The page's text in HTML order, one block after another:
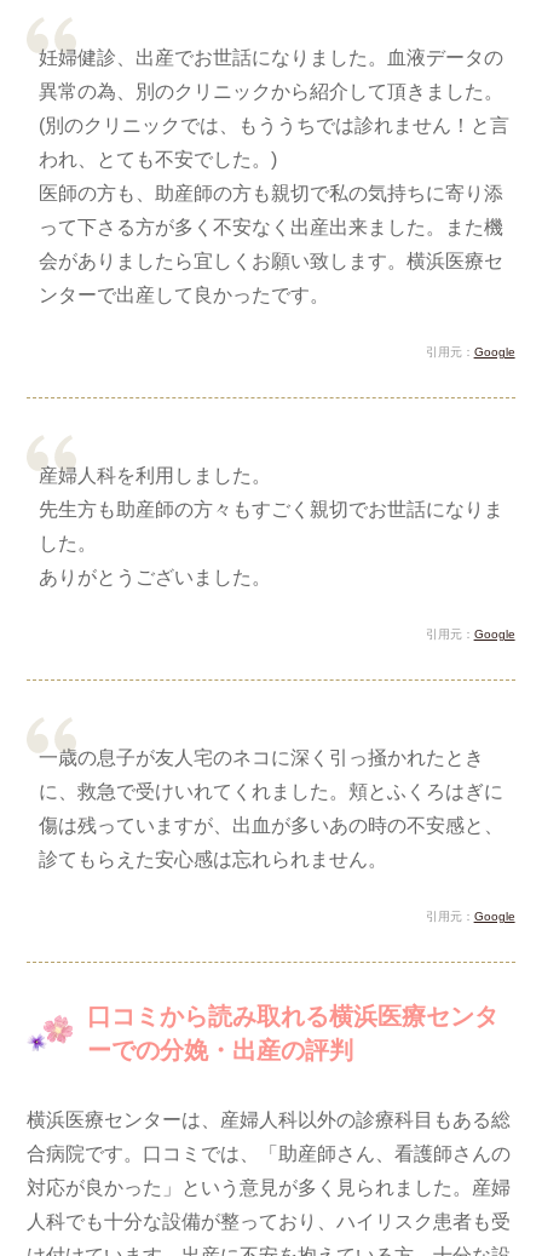
妊婦健診、出産でお世話になりました。血液データの
異常の為、別のクリニックから紹介して頂きました。
(別のクリニックでは、もううちでは診れません！と言
われ、とても不安でした。)
医師の方も、助産師の方も親切で私の気持ちに寄り添
って下さる方が多く不安なく出産出来ました。また機
会がありましたら宜しくお願い致します。横浜医療セ
ンターで出産して良かったです。
引用元： Google
産婦人科を利用しました。
先生方も助産師の方々もすごく親切でお世話になりま
した。
ありがとうございました。
引用元： Google
一歳の息子が友人宅のネコに深く引っ掻かれたとき
に、救急で受けいれてくれました。頬とふくろはぎに
傷は残っていますが、出血が多いあの時の不安感と、
診てもらえた安心感は忘れられません。
引用元： Google
口コミから読み取れる横浜医療センタ
ーでの分娩・出産の評判
横浜医療センターは、産婦人科以外の診療科目もある総
合病院です。口コミでは、「助産師さん、看護師さんの
対応が良かった」という意見が多く見られました。産婦
人科でも十分な設備が整っており、ハイリスク患者も受